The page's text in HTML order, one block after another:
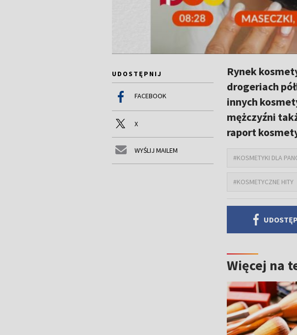
UDOSTĘPNIJ
FACEBOOK
X
WYŚLIJ MAILEM
Rynek
drogeriach
innych
mężczyźni
raport
#KOSMETYKI DLA
#KOSMETYCZNE HITY
Więcej na